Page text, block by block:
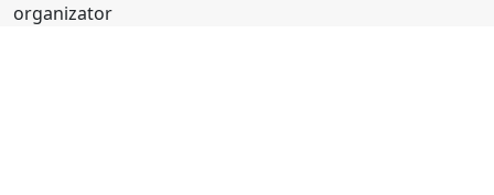
organizator